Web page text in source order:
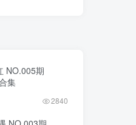
NO.005期
集
2840